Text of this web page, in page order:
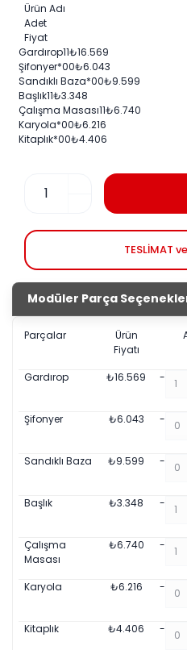
Ürün Adı
Adet
Fiyat
Gardırop11₺16.569
Şifonyer*00₺6.043
Sandıklı Baza*00₺9.599
Başlık11₺3.348
Çalışma Masası11₺6.740
Karyola*00₺6.216
Kitaplık*00₺4.406
TESLİMAT
Modüler Parça
Parçalar
Ürün
Fiyatı
Gardırop
₺16.569 -
Şifonyer ₺6.043 -
Sandıklı Baza ₺9.599 -
Başlık ₺3.348 -
Çalışma
Masası
₺6.740 -
Karyola ₺6.216 -
Kitaplık ₺4.406 -